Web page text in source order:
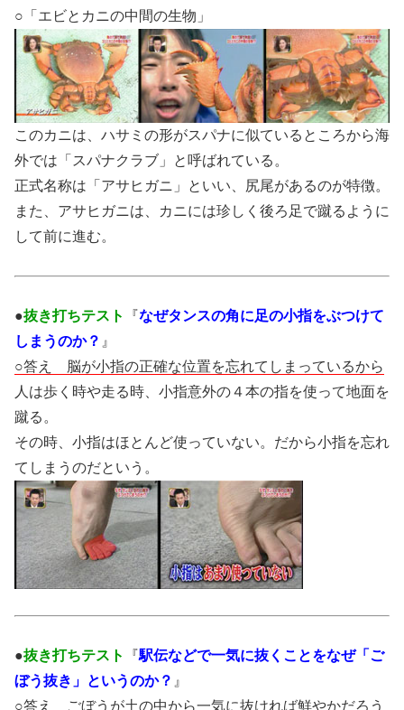
○「エビとカニの中間の生物」
このカニは、ハサミの形がスパナに似ているところから海
外では「スパナクラブ」と呼ばれている。
正式名称は「アサヒガニ」といい、尻尾があるのが特徴。
また、アサヒガニは、カニには珍しく後ろ足で蹴るように
して前に進む。
●抜き打ちテスト 『なぜタンスの角に足の小指をぶつけて
しまうのか？ 』
○答え 脳が小指の正確な位置を忘れてしまっているから
人は歩く時や走る時、小指意外の４本の指を使って地面を
蹴る。
その時、小指はほとんど使っていない。だから小指を忘れ
てしまうのだという。
●抜き打ちテスト 『駅伝などで一気に抜くことをなぜ「ご
ぼう抜き」というのか？ 』
○答え ごぼうが土の中から一気に抜ければ鮮やかだろう